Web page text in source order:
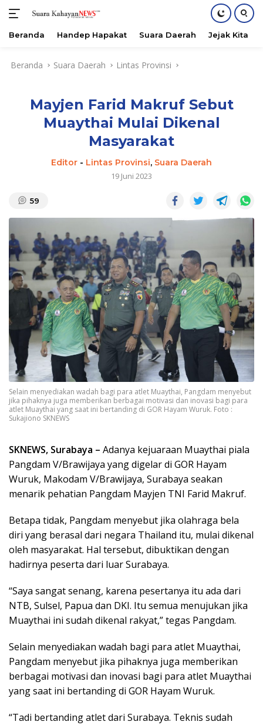
Beranda Handep Hapakat Suara Daerah Jejak Kita
Beranda Suara Daerah Lintas Provinsi
Mayjen Farid Makruf Sebut
Muaythai Mulai Dikenal
Masyarakat
Editor - Lintas Provinsi, Suara Daerah
19 Juni 2023
59
Selain menyediakan wadah bagi para atlet Muaythai, Pangdam menyebut
jika pihaknya juga memberikan berbagai motivasi dan inovasi bagi para
atlet Muaythai yang saat ini bertanding di GOR Hayam Wuruk. Foto :
Sukajiono SKNEWS
SKNEWS, Surabaya – Adanya kejuaraan Muaythai piala
Pangdam V/Brawijaya yang digelar di GOR Hayam
Wuruk, Makodam V/Brawijaya, Surabaya seakan
menarik pehatian Pangdam Mayjen TNI Farid Makruf.
Betapa tidak, Pangdam menyebut jika olahraga bela
diri yang berasal dari negara Thailand itu, mulai dikenal
oleh masyarakat. Hal tersebut, dibuktikan dengan
hadirnya peserta dari luar Surabaya.
“Saya sangat senang, karena pesertanya itu ada dari
NTB, Sulsel, Papua dan DKI. Itu semua menujukan jika
Muaythai ini sudah dikenal rakyat,” tegas Pangdam.
Selain menyediakan wadah bagi para atlet Muaythai,
Pangdam menyebut jika pihaknya juga memberikan
berbagai motivasi dan inovasi bagi para atlet Muaythai
yang saat ini bertanding di GOR Hayam Wuruk.
“Tadi bertanding atlet dari Surabaya. Teknis sudah